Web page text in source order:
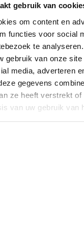
gebruik van
om content en
functies voor social
te
gebruik van onze site
media, adverteren
gegevens
ze heeft verstrekt of
van uw gebruik van
steun je
voor gelijkheid.
je doneren?
Eenmalig
*
15 ander
Hivos om mijn